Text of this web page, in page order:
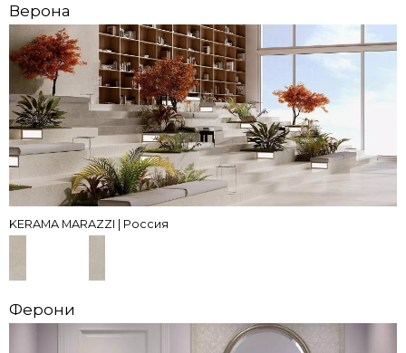
Верона
KERAMA MARAZZI | Россия
Ферони